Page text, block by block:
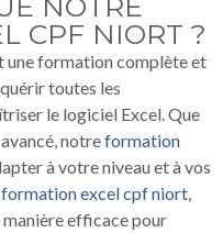
CPF NIORT ?
une formation complète et
toutes les
le logiciel Excel. Que
notreformation
à votre niveau et à vos
formation excel cpf niort
efficace pour